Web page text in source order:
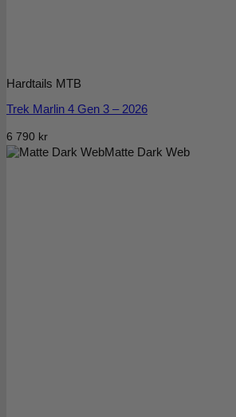
Matte Dark Web
Hardtails MTB
Trek Marlin 4 Gen 3 – 2026
6 790 kr